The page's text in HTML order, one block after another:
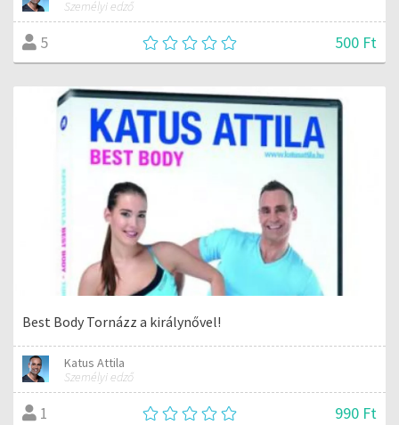
Személyi edző
5 500 Ft
Best Body Tornázz a királynővel!
Katus Attila
Személyi edző
1 990 Ft